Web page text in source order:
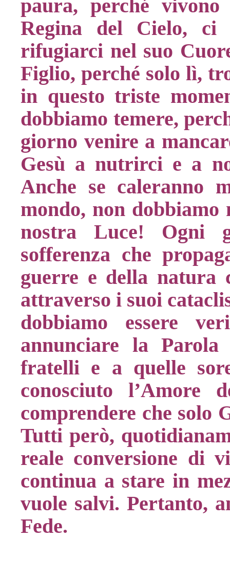
paura, perché
Regina del Cielo,
rifugiarci nel suo
Figlio, perché solo lì,
in questo triste
dobbiamo temere,
giorno venire a
Gesù a nutrirci e a
Anche se caleranno
mondo, non
nostra Luce! Ogni
sofferenza che
guerre e della natura
attraverso i suoi
dobbiamo essere
annunciare la
fratelli e a quelle
conosciuto l’Amore
comprendere che solo
Tutti però,
reale conversione di
continua a stare in
vuole salvi. Pertanto,
Fede.